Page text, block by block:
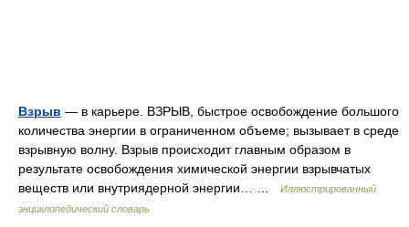
Взрыв — в карьере. ВЗРЫВ, быстрое освобождение большого
количества энергии в ограниченном объеме; вызывает в среде
взрывную волну. Взрыв происходит главным образом в
результате освобождения химической энергии взрывчатых
веществ или внутриядерной энергии… …
Иллюстрированный
энциклопедический словарь